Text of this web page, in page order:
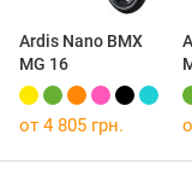
Ardis Nano BMX
MG 16
от 4 805 грн.